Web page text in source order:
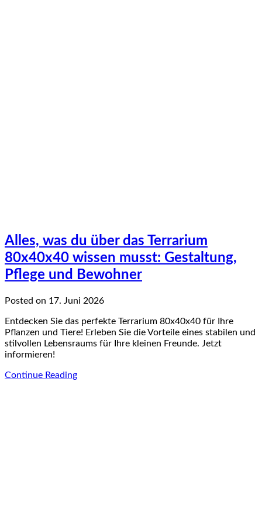
Alles, was du über das Terrarium
80x40x40 wissen musst: Gestaltung,
Pflege und Bewohner
Posted on 17. Juni 2026
Entdecken Sie das perfekte Terrarium 80x40x40 für Ihre
Pflanzen und Tiere! Erleben Sie die Vorteile eines stabilen und
stilvollen Lebensraums für Ihre kleinen Freunde. Jetzt
informieren!
Continue Reading